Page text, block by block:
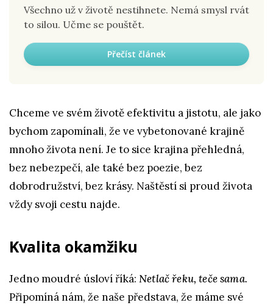
Všechno už v životě nestihnete. Nemá smysl rvát
to silou. Učme se pouštět.
Přečíst článek
Chceme ve svém životě efektivitu a jistotu, ale jako
bychom zapomínali, že ve vybetonované krajině
mnoho života není. Je to sice krajina přehledná,
bez nebezpečí, ale také bez poezie, bez
dobrodružství, bez krásy. Naštěstí si proud života
vždy svoji cestu najde.
Kvalita okamžiku
Jedno moudré úsloví říká: Netlač řeku, teče sama.
Připomíná nám, že naše představa, že máme své